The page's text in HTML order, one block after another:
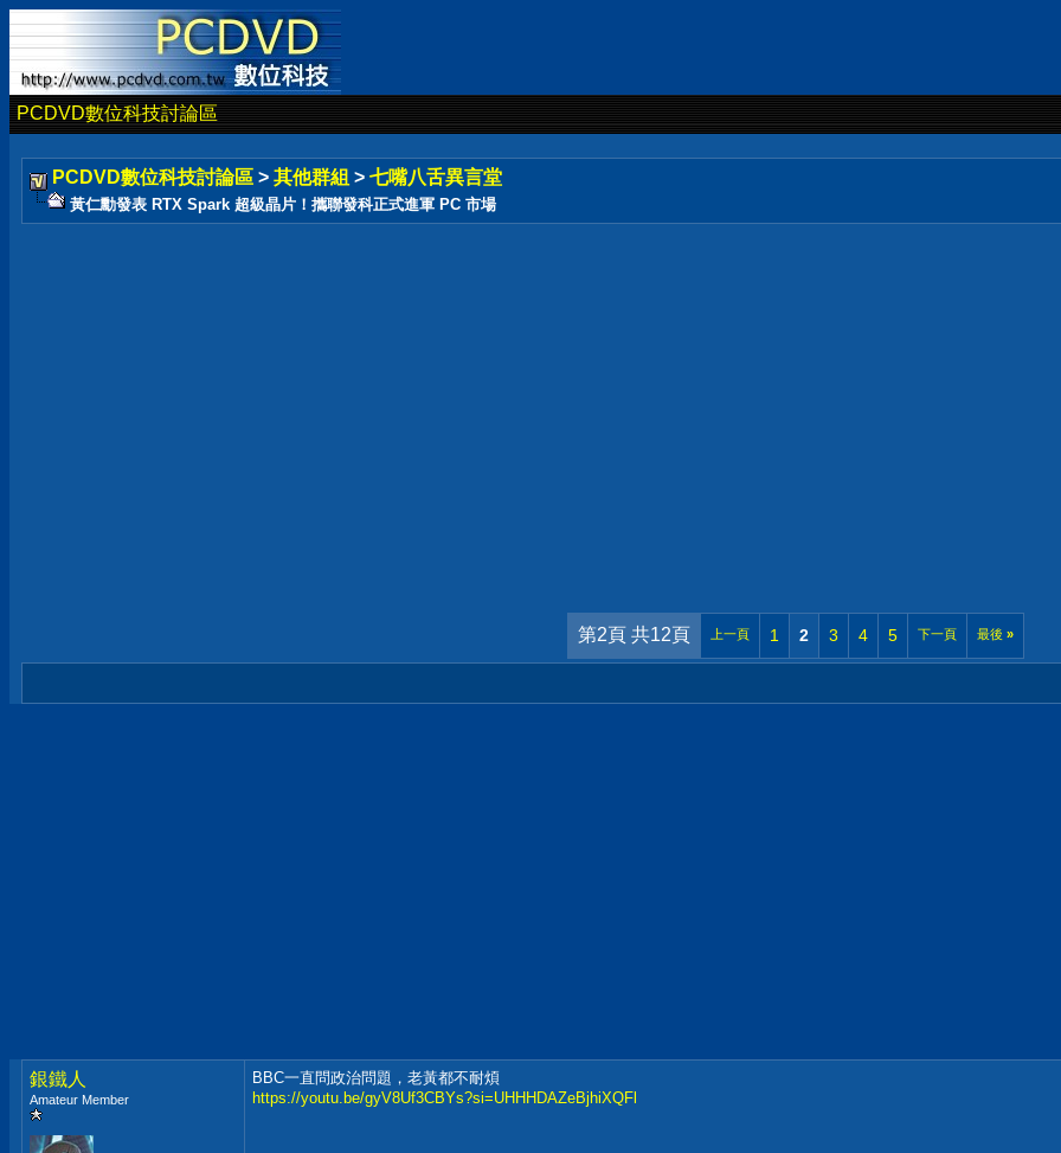
PCDVD數位科技討論區
PCDVD數位科技討論區 > 其他群組 > 七嘴八舌異言堂
黃仁勳發表 RTX Spark 超級晶片！攜聯發科正式進軍 PC 市場
第2頁 共12頁 上一頁 1 2 3 4 5 下一頁 最後 »
銀鐵人
Amateur Member
BBC一直問政治問題，老黃都不耐煩
https://youtu.be/gyV8Uf3CBYs?si=UHHHDAZeBjhiXQFl